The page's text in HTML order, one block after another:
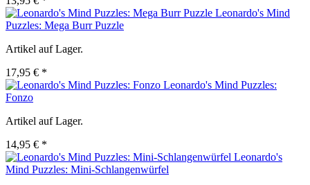
Leonardo's Mind
Puzzles: Mega Burr Puzzle
Artikel auf Lager.
17,95 € *
Leonardo's Mind Puzzles:
Fonzo
Artikel auf Lager.
14,95 € *
Leonardo's
Mind Puzzles: Mini-Schlangenwürfel